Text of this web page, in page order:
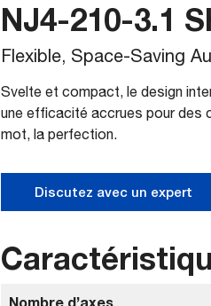
NJ4-210-3.1
Flexible, Space-Saving
Svelte et compact, le design
une efficacité accrues pour des
mot, la perfection.
Discutez avec un expert
Nombre d’axes